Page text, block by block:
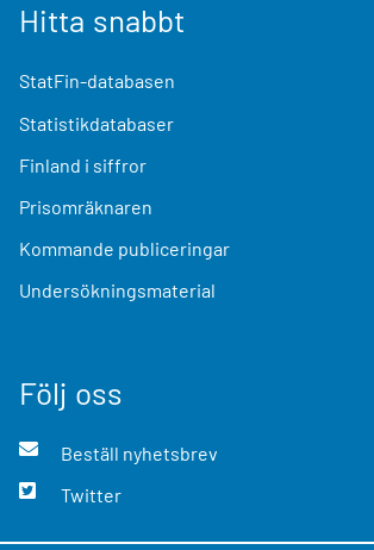
Hitta snabbt
StatFin-databasen
Statistikdatabaser
Finland i siffror
Prisomräknaren
Kommande publiceringar
Undersökningsmaterial
Följ oss
Beställ nyhetsbrev
Twitter